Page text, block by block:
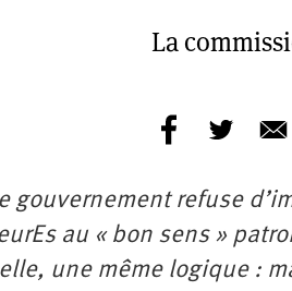
La
gouvernement refuse
au « bon sens »
une même logique :